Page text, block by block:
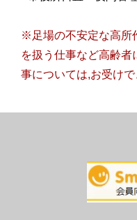
※足場の不安定な高所
を扱う仕事など高齢
事については,お受けで